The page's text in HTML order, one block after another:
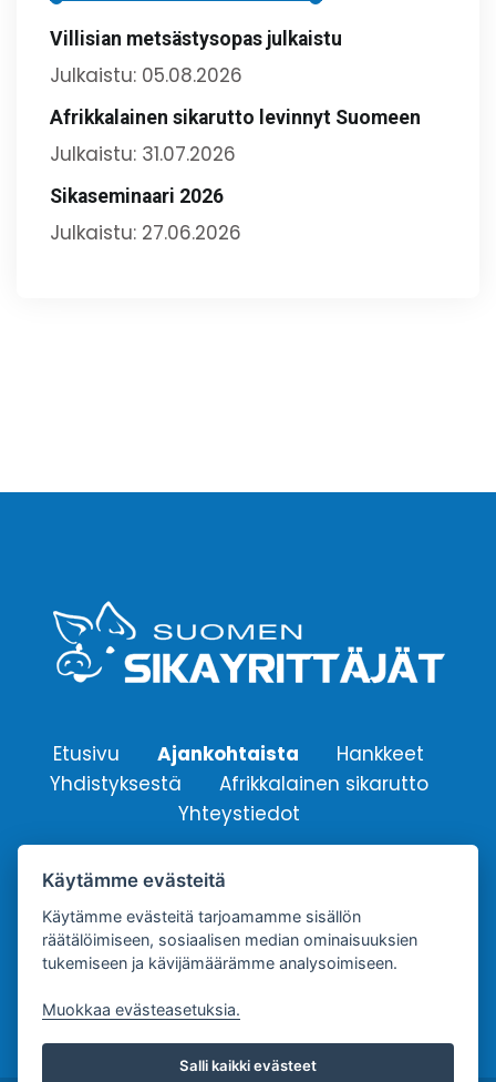
Villisian metsästysopas julkaistu
Julkaistu: 05.08.2026
Afrikkalainen sikarutto levinnyt Suomeen
Julkaistu: 31.07.2026
Sikaseminaari 2026
Julkaistu: 27.06.2026
Etusivu Ajankohtaista
Hankkeet
Yhdistyksestä
Afrikkalainen sikarutto
Yhteystiedot
Suomen Sikayrittäjät ry.
Yhdistyksen sähköpostiosoite:
info@sikayrittajat.fi
Käytämme evästeitä
Käytämme evästeitä tarjoamamme sisällön
räätälöimiseen, sosiaalisen median ominaisuuksien
tukemiseen ja kävijämäärämme analysoimiseen.
Muokkaa evästeasetuksia.
Salli kaikki evästeet